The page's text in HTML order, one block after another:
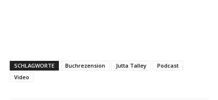
SCHLAGWORTE Buchrezension Jutta Talley
Podcast
Video